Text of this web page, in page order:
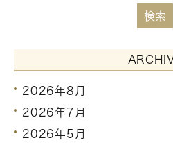
2026年8月
2026年7月
2026年5月